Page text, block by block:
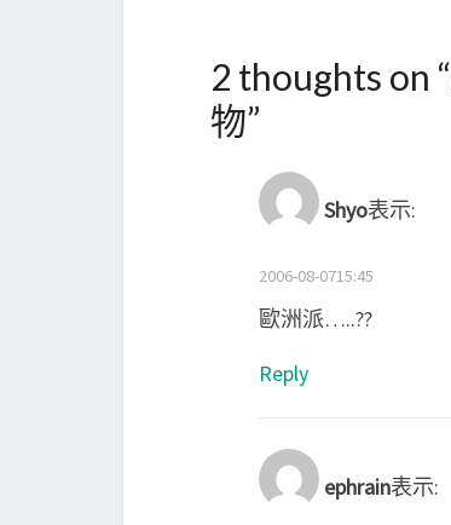
2 thoughts on “
物”
Shyo表示:
2006-08-0715:45
歐洲派…..??
Reply
ephrain表示: